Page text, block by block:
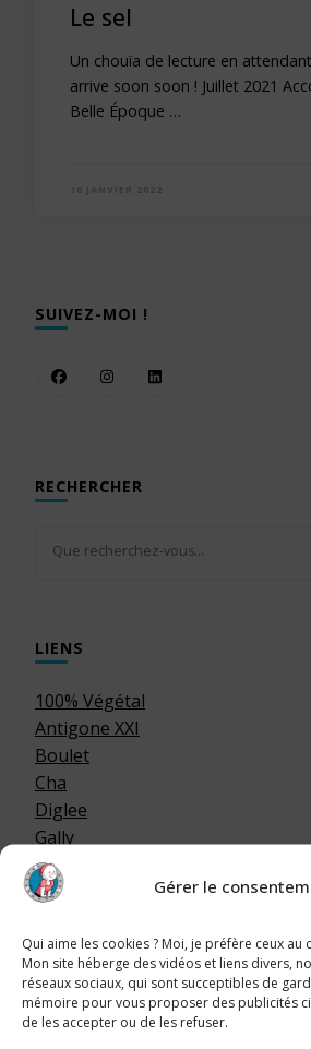
Gérer le
Qui aime les cookies ? Moi, je préfère ceux au
Mon site héberge des vidéos et liens divers,
réseaux sociaux, qui sont succeptibles de
mémoire pour vous proposer des publicités
de les accepter ou de les refuser.
Le sel
Un chouïa de lecture en
arrive soon soon ! Juillet 2021
Belle Époque …
SUIVEZ-MOI !
RECHERCHER
LIENS
100% Végétal
Antigone XXI
Boulet
Cha
Diglee
Gally
Hotmilk
Laurel
Cy
Margaux Motin
Mikachu Dessine
Delphine Millet